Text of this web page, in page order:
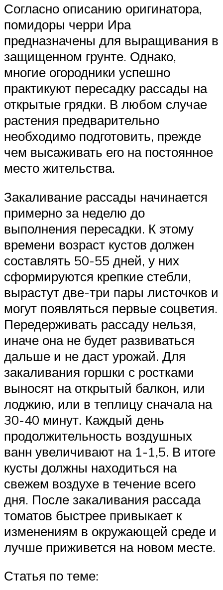
Согласно описанию оригинатора,
помидоры черри Ира
предназначены для выращивания в
защищенном грунте. Однако,
многие огородники успешно
практикуют пересадку рассады на
открытые грядки. В любом случае
растения предварительно
необходимо подготовить, прежде
чем высаживать его на постоянное
место жительства.
Закаливание рассады начинается
примерно за неделю до
выполнения пересадки. К этому
времени возраст кустов должен
составлять 50-55 дней, у них
сформируются крепкие стебли,
вырастут две-три пары листочков и
могут появляться первые соцветия.
Передерживать рассаду нельзя,
иначе она не будет развиваться
дальше и не даст урожай. Для
закаливания горшки с ростками
выносят на открытый балкон, или
лоджию, или в теплицу сначала на
30-40 минут. Каждый день
продолжительность воздушных
ванн увеличивают на 1-1,5. В итоге
кусты должны находиться на
свежем воздухе в течение всего
дня. После закаливания рассада
томатов быстрее привыкает к
изменениям в окружающей среде и
лучше приживется на новом месте.
Статья по теме: